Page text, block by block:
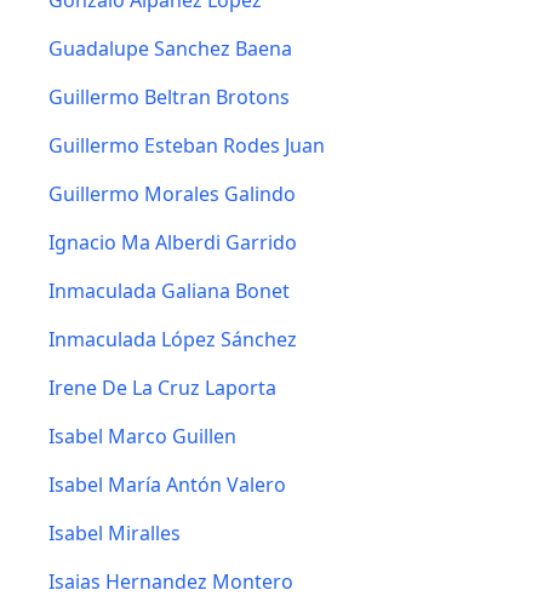
Guadalupe Sanchez Baena
Guillermo Beltran Brotons
Guillermo Esteban Rodes Juan
Guillermo Morales Galindo
Ignacio Ma Alberdi Garrido
Inmaculada Galiana Bonet
Inmaculada López Sánchez
Irene De La Cruz Laporta
Isabel Marco Guillen
Isabel María Antón Valero
Isabel Miralles
Isaias Hernandez Montero